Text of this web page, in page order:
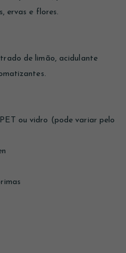
ervas e flores.
de limão, acidulante
ou vidro (pode variar pelo